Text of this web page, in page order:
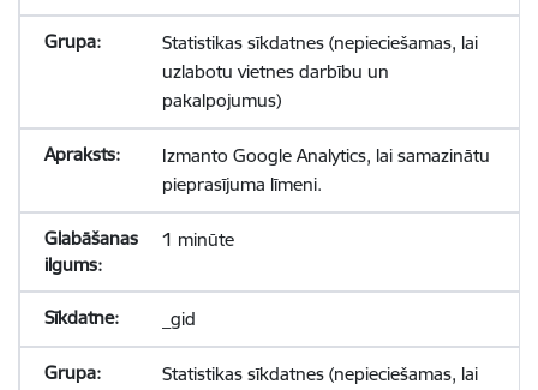
Statistikas sīkdatnes (nepieciešamas, lai
uzlabotu vietnes darbību un
pakalpojumus)
Izmanto Google Analytics, lai samazinātu
pieprasījuma līmeni.
1 minūte
_gid
Statistikas sīkdatnes (nepieciešamas, lai